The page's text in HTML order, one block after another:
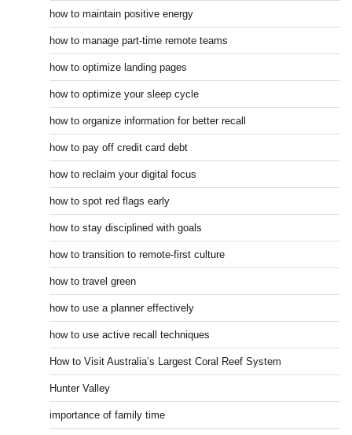
how to maintain positive energy
how to manage part-time remote teams
how to optimize landing pages
how to optimize your sleep cycle
how to organize information for better recall
how to pay off credit card debt
how to reclaim your digital focus
how to spot red flags early
how to stay disciplined with goals
how to transition to remote-first culture
how to travel green
how to use a planner effectively
how to use active recall techniques
How to Visit Australia’s Largest Coral Reef System
Hunter Valley
importance of family time